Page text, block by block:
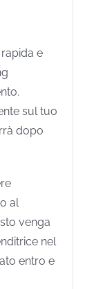
e
sul tuo
dopo
al
venga
nel
entro e